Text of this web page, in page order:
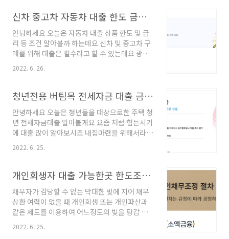
월 후취 납입 방식 입니다 상환 방식은 원..
잇돌 대출 대출대상] 만19세이상 내국 거주 고객
재직및 소득 증빙이 가능하신 고객 연 2천만원 이
상 소득의 6개월이상 재직중인 급여소득자 대출
기간] 5년까지 가능합니다 대출금리] 신용등급
등에 따라 차등 적용되는 상품 대출한도] 최대 2
천만원까지 가능합니다 (개인에 따라서 한도 차
직및 소득등에 따라서 차등 적용되는 상품입니
다) 개인별로 심사가 거절되..
신차 중고차 자동차 대출 한도 금리 조건
안녕하세요 오늘은 자동차 대출 상품 한도 및 금
리 등 조건 알아볼까 하는데요 신차 및 중고차 구
매를 위해 대출은 필수라고 할 수 있는데요 광주
를 발급받아 금리한도를 책정하는 보증담보 상품
동차대출 대출대상) 서울보증보험 발급 가능한
고객 만19세 이상 내국인 고객 재직및 소득이 증
빙가능한 급여소득 고객 등 대출기간) 신차경우
1년부터 10년 중고차경우 1년부터 5년 대출한
도) 서울보증보험(주) 보증한도금액 이내 신차의
경우 6천 중고차의 경우 4천 (개인별로 한도 차등
니다 ( 신용상태, 등급,대출현황에 따라 차등 적
용되는 ..
2022. 6. 26.
청년전용 버팀목 전세자금 대출 금리 한도 조건 정리
안녕하세요 오늘은 청년들을 대상으로한 주택 청
년 전세자금대출 알아볼게요 요즘 처럼 힘든시기
에 대출 많이 알아보시죠 내집마련을 위해서라면
대출이 필수라고 할 수 있는데요 그런분들을 위
해 우리은행 청년 버팀목 전세자금대출이 있답니
기는 하나 청년 버팀목전세대출과 같은 정부지원
금 나아 많은 분들이 관심을 갖는 상품입니다. 청
년전용 버팀목 전세자금 대출 대출대상) 부부합
산 자산이 2. 92억 이하인 고객 19세이상 34세
이하 내국인 고객 재직 및 소득 증빙이 가능한 고
2022. 6. 25.
개인회생자 대출 가능한곳 한도조건 (성실상환자)
채무자가 감당할 수 없는 막대한 빚에 지어 채무
상환 여력이 없을 때 개인회생 또는 개인파산과
같은 제도를 이용하여 어느정도의 빚을 탕감 받
거나 면제받는데요 돈이라는게 참 따라다니는지
회생이나 파산을 하고도 추가자금이 필요한 경우
2022. 6. 25.